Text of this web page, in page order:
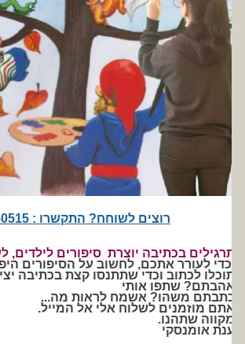
רוצים לשוחח? התקשרו : 054-7650515
בכתיבה יוצרת סיפורים לילדים,
כדי לעורר אתכם, לחשוב על הסיפורים
לכתוב וכדי שתתנסו קצת בכתיבה
שתפו אותי
משהו? אשמח לראות מה...
מוזמנים לשלוח אלי אל המייל.
שתהנו.
אומנסקי